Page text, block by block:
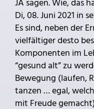
JA sagen. Wie, das
Di, 08. Juni 2021 in
Es sind, neben der
vielfältiger desto
Komponenten im
“gesund alt” zu
Bewegung (laufen,
tanzen … egal,
mit Freude